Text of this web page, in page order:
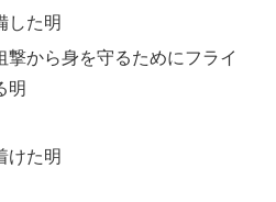
した明
撃から身を守るためにフライ
明
けた明